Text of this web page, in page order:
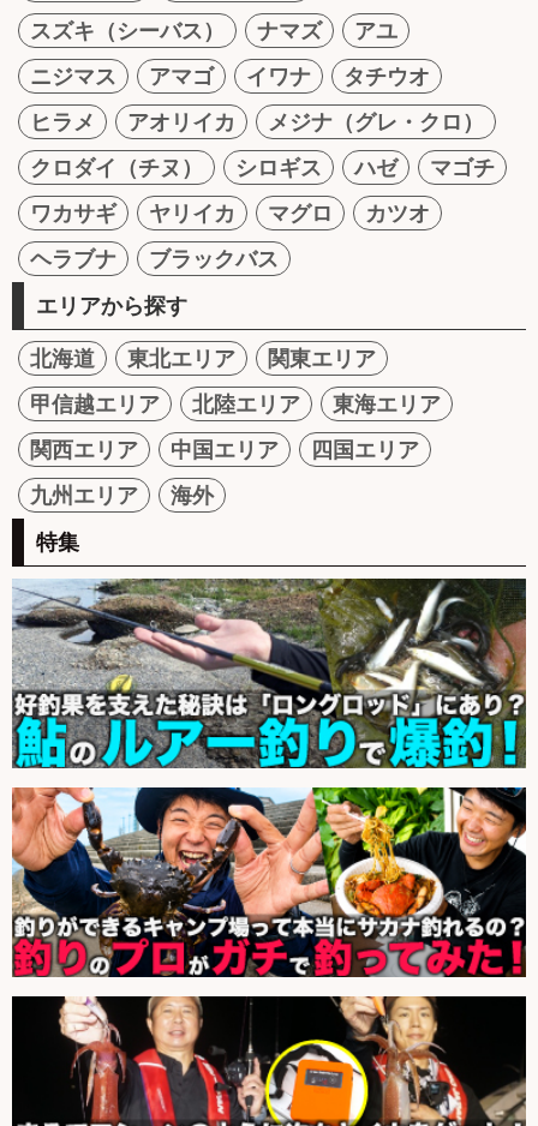
スズキ（シーバス）
ナマズ
アユ
ニジマス
アマゴ イワナ
タチウオ
ヒラメ
アオリイカ
メジナ（グレ・クロ）
クロダイ（チヌ）
シロギス ハゼ
マゴチ
ワカサギ
ヤリイカ マグロ
カツオ
ヘラブナ
ブラックバス
エリアから探す
北海道 東北エリア
関東エリア
甲信越エリア
北陸エリア
東海エリア
関西エリア
中国エリア
四国エリア
九州エリア
海外
特集